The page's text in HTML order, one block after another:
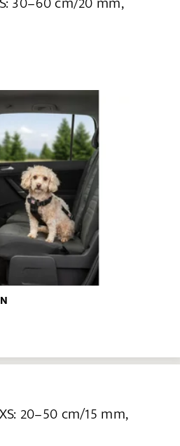
20–50 cm/15 mm,